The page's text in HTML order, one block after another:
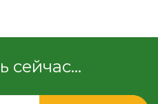
сейчас...